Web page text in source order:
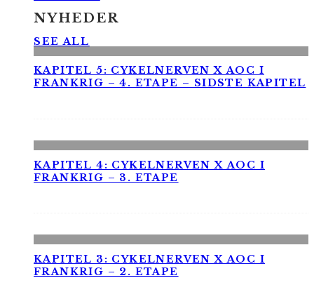
NYHEDER
SEE ALL
KAPITEL 5: CYKELNERVEN X AOC I
FRANKRIG – 4. ETAPE – SIDSTE KAPITEL
KAPITEL 4: CYKELNERVEN X AOC I
FRANKRIG – 3. ETAPE
KAPITEL 3: CYKELNERVEN X AOC I
FRANKRIG – 2. ETAPE